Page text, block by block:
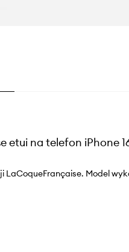
etui na telefon iPhone
LaCoqueFrançaise. Model